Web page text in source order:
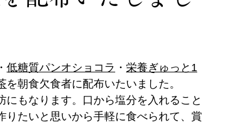
・ 低糖質パンオショコラ ・ 栄養ぎゅっと1
を朝食欠食者に配布いたいました。
もなります。口から塩分を入れること
たいと思いから手軽に食べられて、賞